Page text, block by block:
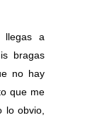
llegas a
bragas
no hay
que me
lo obvio,